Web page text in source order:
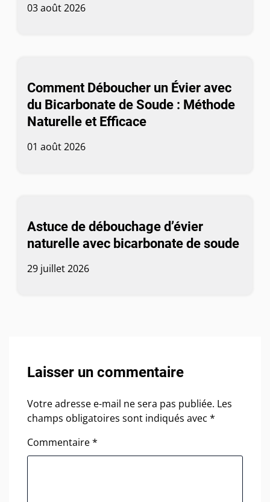
03 août 2026
Comment Déboucher un Évier avec
du Bicarbonate de Soude : Méthode
Naturelle et Efficace
01 août 2026
Astuce de débouchage d’évier
naturelle avec bicarbonate de soude
29 juillet 2026
Laisser un commentaire
Votre adresse e-mail ne sera pas publiée. Les
champs obligatoires sont indiqués avec *
Commentaire*